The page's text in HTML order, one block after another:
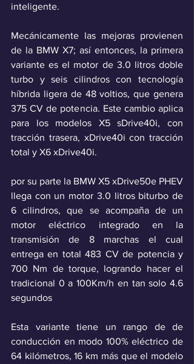
inteligente.
Mecánicamente las mejoras provienen
de la BMW X7; así entonces, la primera
variante es el motor de 3.0 litros doble
turbo y seis cilindros con tecnología
híbrida ligera de 48 voltios, que genera
375 CV de potencia. Este cambio aplica
para los modelos X5 sDrive40i, con
tracción trasera, xDrive40i con tracción
total y X6 xDrive40i.
por su parte la BMW X5 xDrive50e PHEV
llega con un motor 3.0 litros biturbo de
6 cilindros, que se acompaña de un
motor eléctrico integrado en la
transmisión de 8 marchas el cual
entrega en total 483 CV de potencia y
700 Nm de torque, logrando hacer el
tradicional 0 a 100Km/h en tan solo 4.6
segundos
Esta variante tiene un rango de de
conducción en modo 100% eléctrico de
64 kilómetros, 16 km más que el modelo